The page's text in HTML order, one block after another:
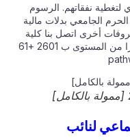
نفقاتهم. الرسوم
الجامعي بدلات مالية
أخرى اتصل بنا كلية
جامعة كانبيرا المبنى 5 ، قانون جامعة كانبيرا من المستوى ب 2601 +61
لنائب